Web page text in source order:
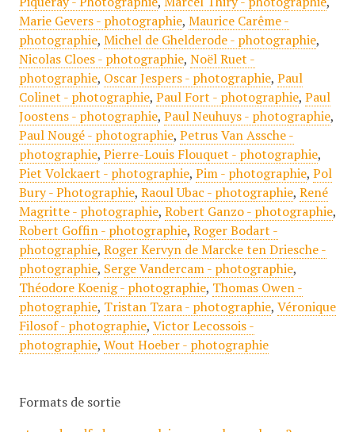
Marie Gevers - photographie, Maurice Carême -
photographie, Michel de Ghelderode - photographie,
Nicolas Cloes - photographie, Noël Ruet -
photographie, Oscar Jespers - photographie, Paul
Colinet - photographie, Paul Fort - photographie, Paul
Joostens - photographie, Paul Neuhuys - photographie,
Paul Nougé - photographie, Petrus Van Assche -
photographie, Pierre-Louis Flouquet - photographie,
Piet Volckaert - photographie, Pim - photographie, Pol
Bury - Photographie, Raoul Ubac - photographie, René
Magritte - photographie, Robert Ganzo - photographie,
Robert Goffin - photographie, Roger Bodart -
photographie, Roger Kervyn de Marcke ten Driesche -
photographie, Serge Vandercam - photographie,
Théodore Koenig - photographie, Thomas Owen -
photographie, Tristan Tzara - photographie, Véronique
Filosof - photographie, Victor Lecossois -
photographie, Wout Hoeber - photographie
Formats de sortie